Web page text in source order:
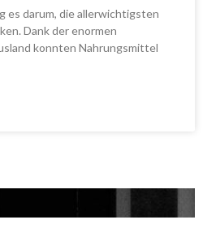
es darum, die allerwichtigsten
Dank der enormen
konnten Nahrungsmittel